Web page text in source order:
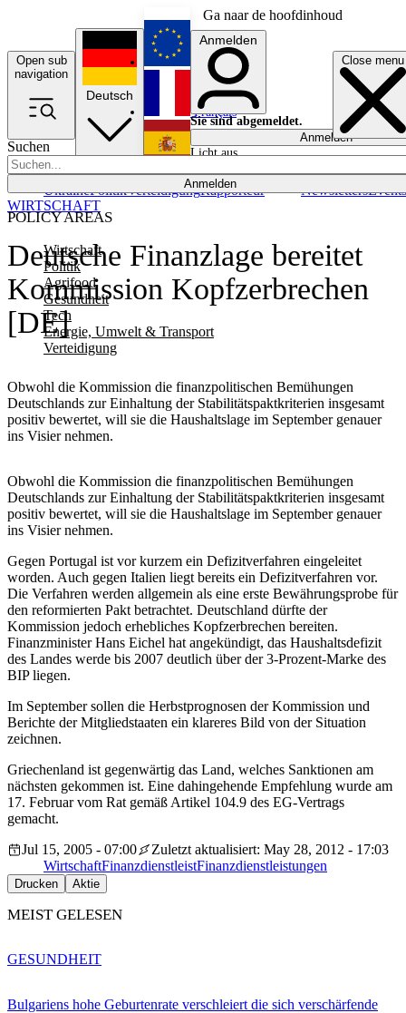
Ga naar de hoofdinhoud
Open sub
navigation
Close menu
Suchen
Anmelden
POLICY AREAS
Wirtschaft
Politik
Agrifood
Gesundheit
Tech
Energie, Umwelt & Transport
Verteidigung
UkrainePolitikVerteidigungRapporteur NewslettersEvents
Deutsch
English
Français
Anmelden
Sie sind abgemeldet.
Anmelden
Licht aus
Deutsche Finanzlage bereitet
Kommission Kopfzerbrechen
[DE]
Obwohl die Kommission die finanzpolitischen Bemühungen
Deutschlands zur Einhaltung der Stabilitätspaktkriterien insgesamt
positiv bewertet, will sie die Haushaltslage im September genauer
ins Visier nehmen.
WIRTSCHAFT
Obwohl die Kommission die finanzpolitischen Bemühungen
Deutschlands zur Einhaltung der Stabilitätspaktkriterien insgesamt
positiv bewertet, will sie die Haushaltslage im September genauer
ins Visier nehmen.
Gegen Portugal ist vor kurzem ein Defizitverfahren eingeleitet
worden. Auch gegen Italien liegt bereits ein Defizitverfahren vor.
Die Verfahren werden allgemein als eine erste Bewährungsprobe für
den reformierten Pakt betrachtet. Deutschland dürfte der
Kommission jedoch erhebliches Kopfzerbrechen bereiten.
Finanzminister Hans Eichel hat angekündigt, das Haushaltsdefizit
des Landes werde bis 2007 deutlich über der 3-Prozent-Marke des
BIP liegen.
Im September sollen die Herbstprognosen der Kommission und
Berichte der Mitgliedstaaten ein klareres Bild von der Situation
zeichnen.
Griechenland ist gegenwärtig das Land, welches Sanktionen am
nächsten gekommen ist. Eine dahingehende Empfehlung wurde am
17. Februar vom Rat gemäß Artikel 104.9 des EG-Vertrags
gemacht.
Jul 15, 2005 - 07:00
Zuletzt aktualisiert: May 28, 2012 - 17:03
WirtschaftFinanzdienstleistFinanzdienstleistungen
Drucken Aktie
MEIST GELESEN
Bulgariens hohe Geburtenrate verschleiert die sich verschärfende
GESUNDHEIT